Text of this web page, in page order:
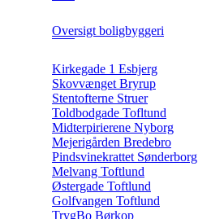
Oversigt boligbyggeri
Kirkegade 1 Esbjerg
Skovvænget Bryrup
Stentofterne Struer
Toldbodgade Tofltund
Midterpirierene Nyborg
Mejerigården Bredebro
Pindsvinekrattet Sønderborg
Melvang Toftlund
Østergade Toftlund
Golfvangen Toftlund
TrygBo Børkop